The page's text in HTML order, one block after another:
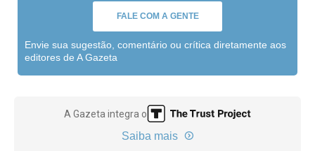
FALE COM A GENTE
Envie sua sugestão, comentário ou crítica diretamente aos
editores de A Gazeta
A Gazeta integra o
Saiba mais